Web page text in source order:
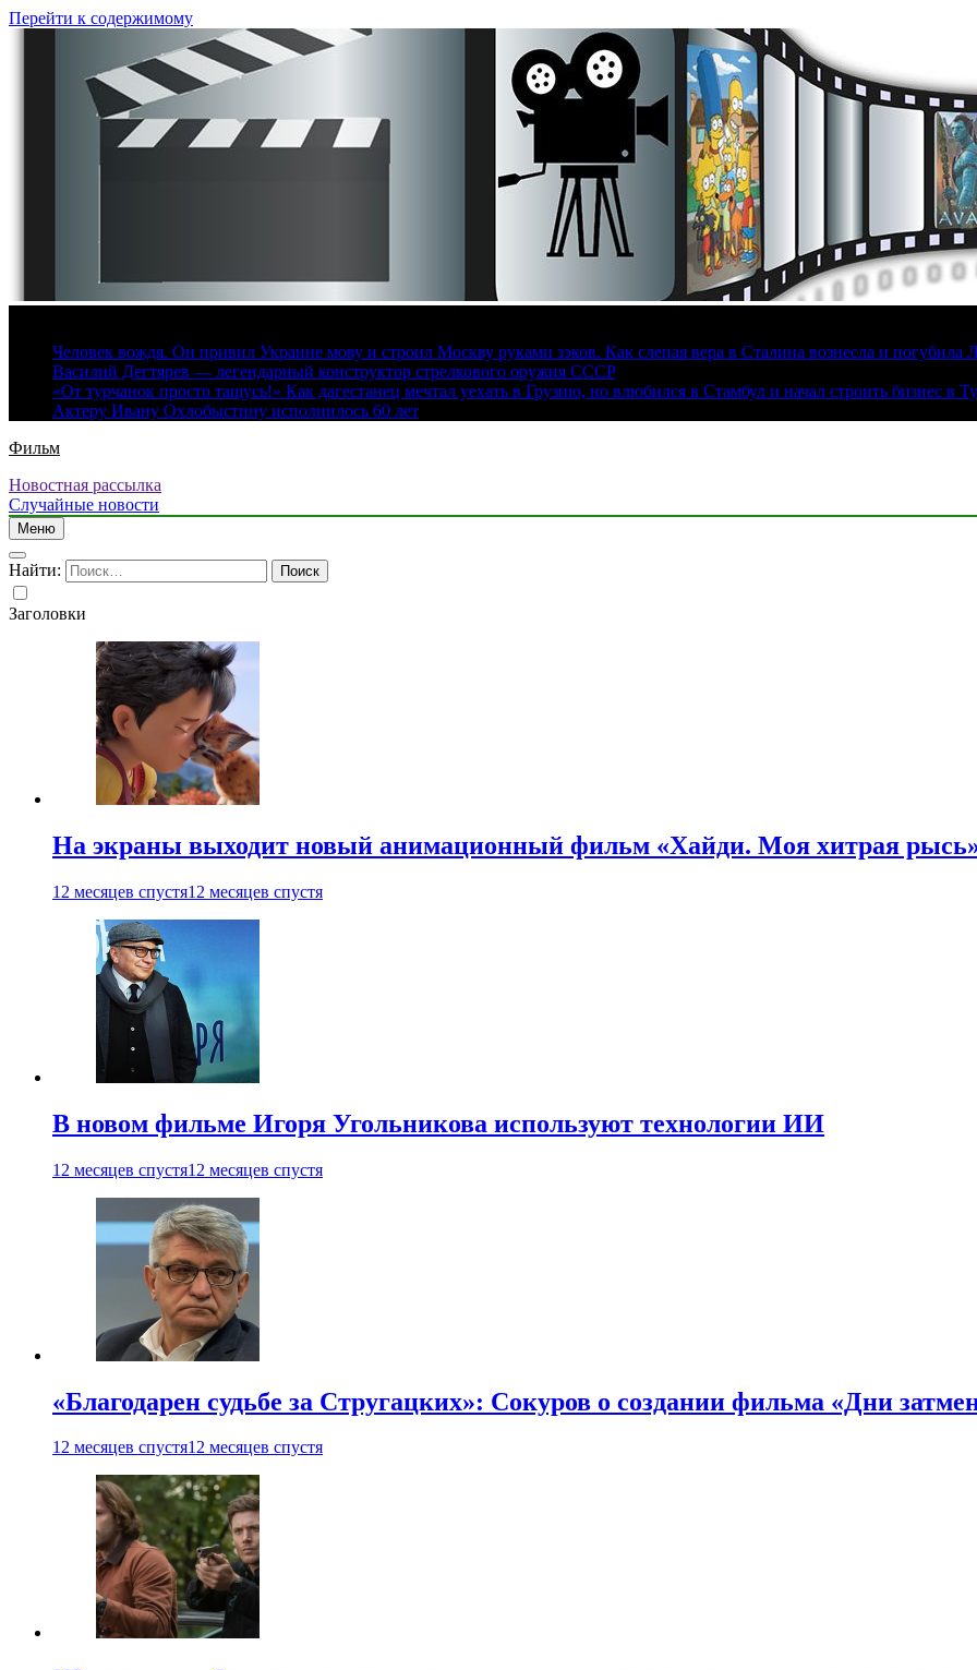
Перейти к содержимому
Человек вождя. Он привил Украине мову и строил Москву руками зэков. Как слепая вера в Сталина вознесла и погубила
Василий Дегтярев — легендарный конструктор стрелкового оружия СССР
«От турчанок просто тащусь!» Как дагестанец мечтал уехать в Грузию, но влюбился в Стамбул и начал строить бизнес в
Актеру Ивану Охлобыстину исполнилось 60 лет
Фильм
Новостная рассылка
Случайные новости
Меню
Найти:
Заголовки
На экраны выходит новый анимационный фильм «Хайди. Моя хитрая
12 месяцев спустя12 месяцев спустя
В новом фильме Игоря Угольникова используют технологии ИИ
12 месяцев спустя12 месяцев спустя
«Благодарен судьбе за Стругацких»: Сокуров о создании фильма «Дни
12 месяцев спустя12 месяцев спустя